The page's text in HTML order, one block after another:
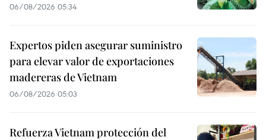
06/08/2026 05:34
Expertos piden asegurar suministro
para elevar valor de exportaciones
madereras de Vietnam
06/08/2026 05:03
Refuerza Vietnam protección del